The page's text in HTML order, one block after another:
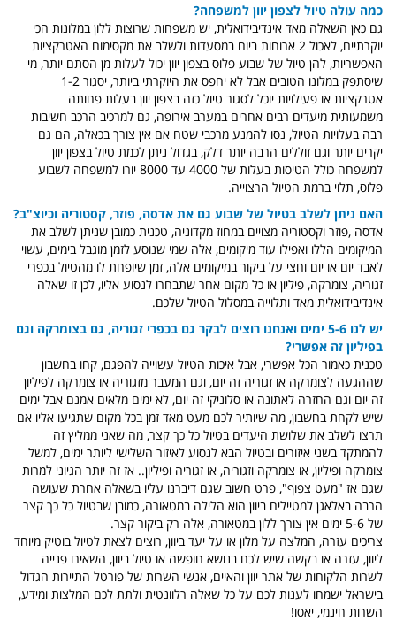
כמה עולה טיול לצפון יוון למשפחה?
גם כאן השאלה מאד אינדיבידואלית, יש משפחות שרוצות ללון במלונות הכי
יוקרתיים, לאכול 2 ארוחות ביום במסעדות ולשלב את מקסימום האטרקציות
האפשריות, להן טיול של שבוע פלוס בצפון יוון יכול לעלות מן הסתם יותר, מי
שיסתפק במלונו הטובים אבל לא יחפס את היוקרתי ביותר, יסגור 1-2
אטרקציות או פעילויות יוכל לסגור טיול כזה בצפון יוון בעלות פחותה
משמעותית מיעדים רבים אחרים במערב אירופה, גם למרכיב הרכב חשיבות
רבה בעלויות הטיול, נסו להמנע מרכבי שטח אם אין צורך בכאלה, הם גם
יקרים יותר וגם זוללים הרבה יותר דלק, בגדול ניתן לכמת טיול בצפון יוון
למשפחה כולל הטיסות בעלות של 4000 עד 8000 יורו למשפחה לשבוע
פלוס, תלוי ברמת הטיול הרצוייה.
האם ניתן לשלב בטיול של שבוע גם את אדסה, פוזר, קסטוריה וכיוצ"ב?
אדסה ,פוזר וקסטוריה מצויים במחוז מקדוניה, טכנית כמובן שניתן לשלב את
המיקומים הללו ואפילו עוד מיקומים, אלה שמי שנוסע לזמן מוגבל בימים, עשוי
לאבד יום או יום וחצי על ביקור במיקומים אלה, זמן שיופחת לו מהטיול בכפרי
זגוריה, צומרקה, פיליון או כל מקום אחר שתבחרו לנסוע אליו, לכן זו שאלה
אינדיבידואלית מאד ותלוייה במסלול הטיול שלכם.
יש לנו 5-6 ימים ואנחנו רוצים לבקר גם בכפרי זגוריה, גם בצומרקה וגם
בפיליון זה אפשרי?
טכנית כאמור הכל אפשרי, אבל איכות הטיול עשוייה להפגם, קחו בחשבון
שההגעה לצומרקה או זגוריה זה יום, וגם המעבר מזגוריה או צומרקה לפיליון
זה יום וגם החזרה לאתונה או סלוניקי זה יום, לא ימים מלאים אמנם אבל ימים
שיש לקחת בחשבון, מה שיותיר לכם מעט מאד זמן בכל מקום שתגיעו אליו אם
תרצו לשלב את שלושת היעדים בטיול כל כך קצר, מה שאני ממליץ זה
להמתקד בשני איזורים ובטיול הבא לנסוע לאיזור השלישי ליותר ימים, למשל
צומרקה ופיליון, או צומרקה וזגוריה, או זגוריה ופיליון.. אז זה יותר הגיוני למרות
שגם אז "מעט צפוף", פרט חשוב שגם דיברנו עליו בשאלה אחרת שעושה
הרבה באלאגן למטיילים ביוון הוא הלילה במטאורה, כמובן שבטיול כל כך קצר
של 5-6 ימים אין צורך ללון במטאורה, אלה רק ביקור קצר.
צריכים עזרה, המלצה על מלון או על יעד ביוון, רוצים לצאת לטיול בוטיק מיוחד
ליוון, עזרה או בקשה שיש לכם בנושא חופשה או טיול ביוון, השאירו פנייה
לשרות הלקוחות של אתר יוון והאיים, אנשי השרות של פורטל התיירות הגדול
בישראל ישמחו לענות לכם על כל שאלה רלוונטית ולתת לכם המלצות ומידע,
השרות חינמי, יאסו!